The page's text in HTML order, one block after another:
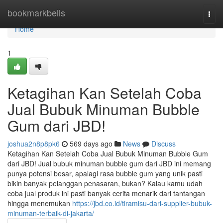
bookmarkbells
Home
Home
1
Ketagihan Kan Setelah Coba
Jual Bubuk Minuman Bubble
Gum dari JBD!
joshua2n8p8pk6 569 days ago News
Discuss
Ketagihan Kan Setelah Coba Jual Bubuk Minuman Bubble Gum
dari JBD! Jual bubuk minuman bubble gum dari JBD ini memang
punya potensi besar, apalagi rasa bubble gum yang unik pasti
bikin banyak pelanggan penasaran, bukan? Kalau kamu udah
coba jual produk ini pasti banyak cerita menarik dari tantangan
hingga menemukan https://jbd.co.id/tiramisu-dari-supplier-bubuk-
minuman-terbaik-di-jakarta/